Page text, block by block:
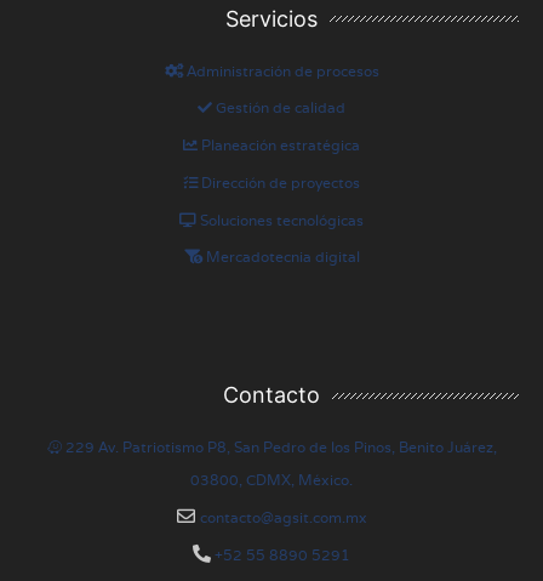
Servicios
Administración de procesos
Gestión de calidad
Planeación estratégica
Dirección de proyectos
Soluciones tecnológicas
Mercadotecnia digital
Contacto
229 Av. Patriotismo P8, San Pedro de los Pinos, Benito Juárez,
03800, CDMX, México.
contacto@agsit.com.mx
+52 55 8890 5291